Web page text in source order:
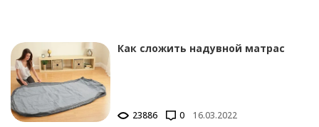
Как сложить надувной матрас
16.03.2022
23886 0